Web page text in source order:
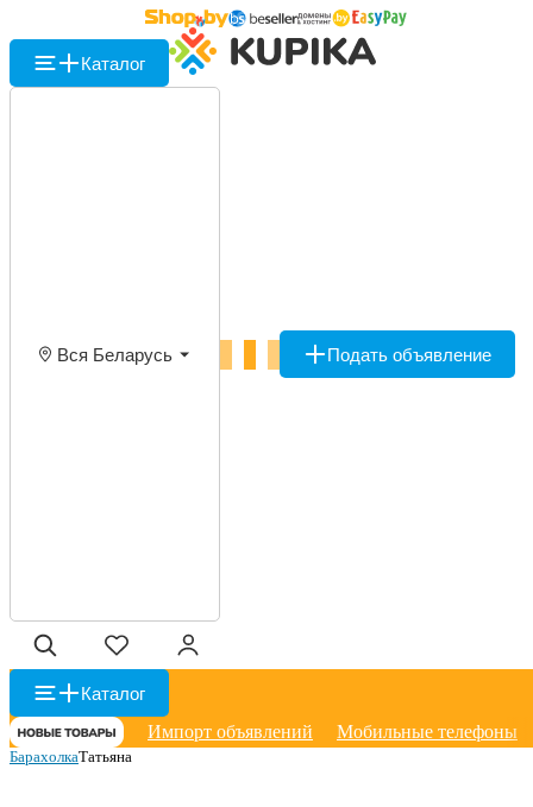
Каталог
Вся Беларусь Подать объявление
Каталог
Импорт объявлений
Мобильные телефоны
БарахолкаТатьяна